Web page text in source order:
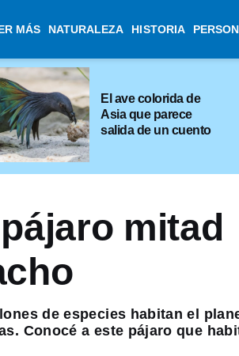
MÁS NATURALEZA HISTORIA
El ave colorida de
Asia que parece
salida de un cuento
mitad
de especies habitan el
Conocé a este pájaro que